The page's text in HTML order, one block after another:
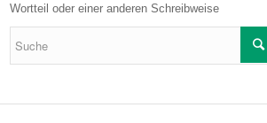
Wortteil oder einer anderen Schreibweise